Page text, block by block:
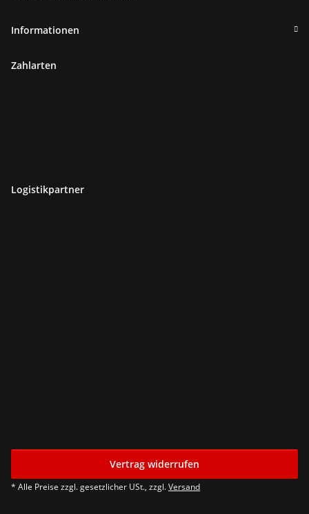
Informationen
Zahlarten
Logistikpartner
Vertrag widerrufen
* Alle Preise zzgl. gesetzlicher USt., zzgl.Versand